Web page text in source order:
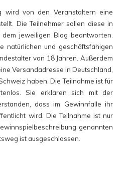
wird von den Veranstaltern eine
Die Teilnehmer sollen diese in
jeweiligen Blog beantworten.
natürlichen und geschäftsfähigen
von 18 Jahren. Außerdem
Versandadresse in Deutschland,
haben. Die Teilnahme ist für
Sie erklären sich mit der
dass im Gewinnfalle ihr
wird. Die Teilnahme ist nur
genannten
ist ausgeschlossen.